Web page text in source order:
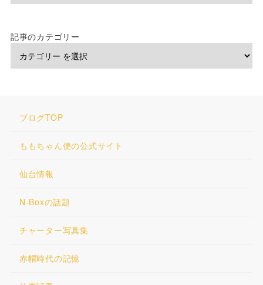
記事のカテゴリー
ブログTOP
ももちゃん便の公式サイト
仙台情報
N-Boxの話題
チャーター写真集
赤帽時代の記憶